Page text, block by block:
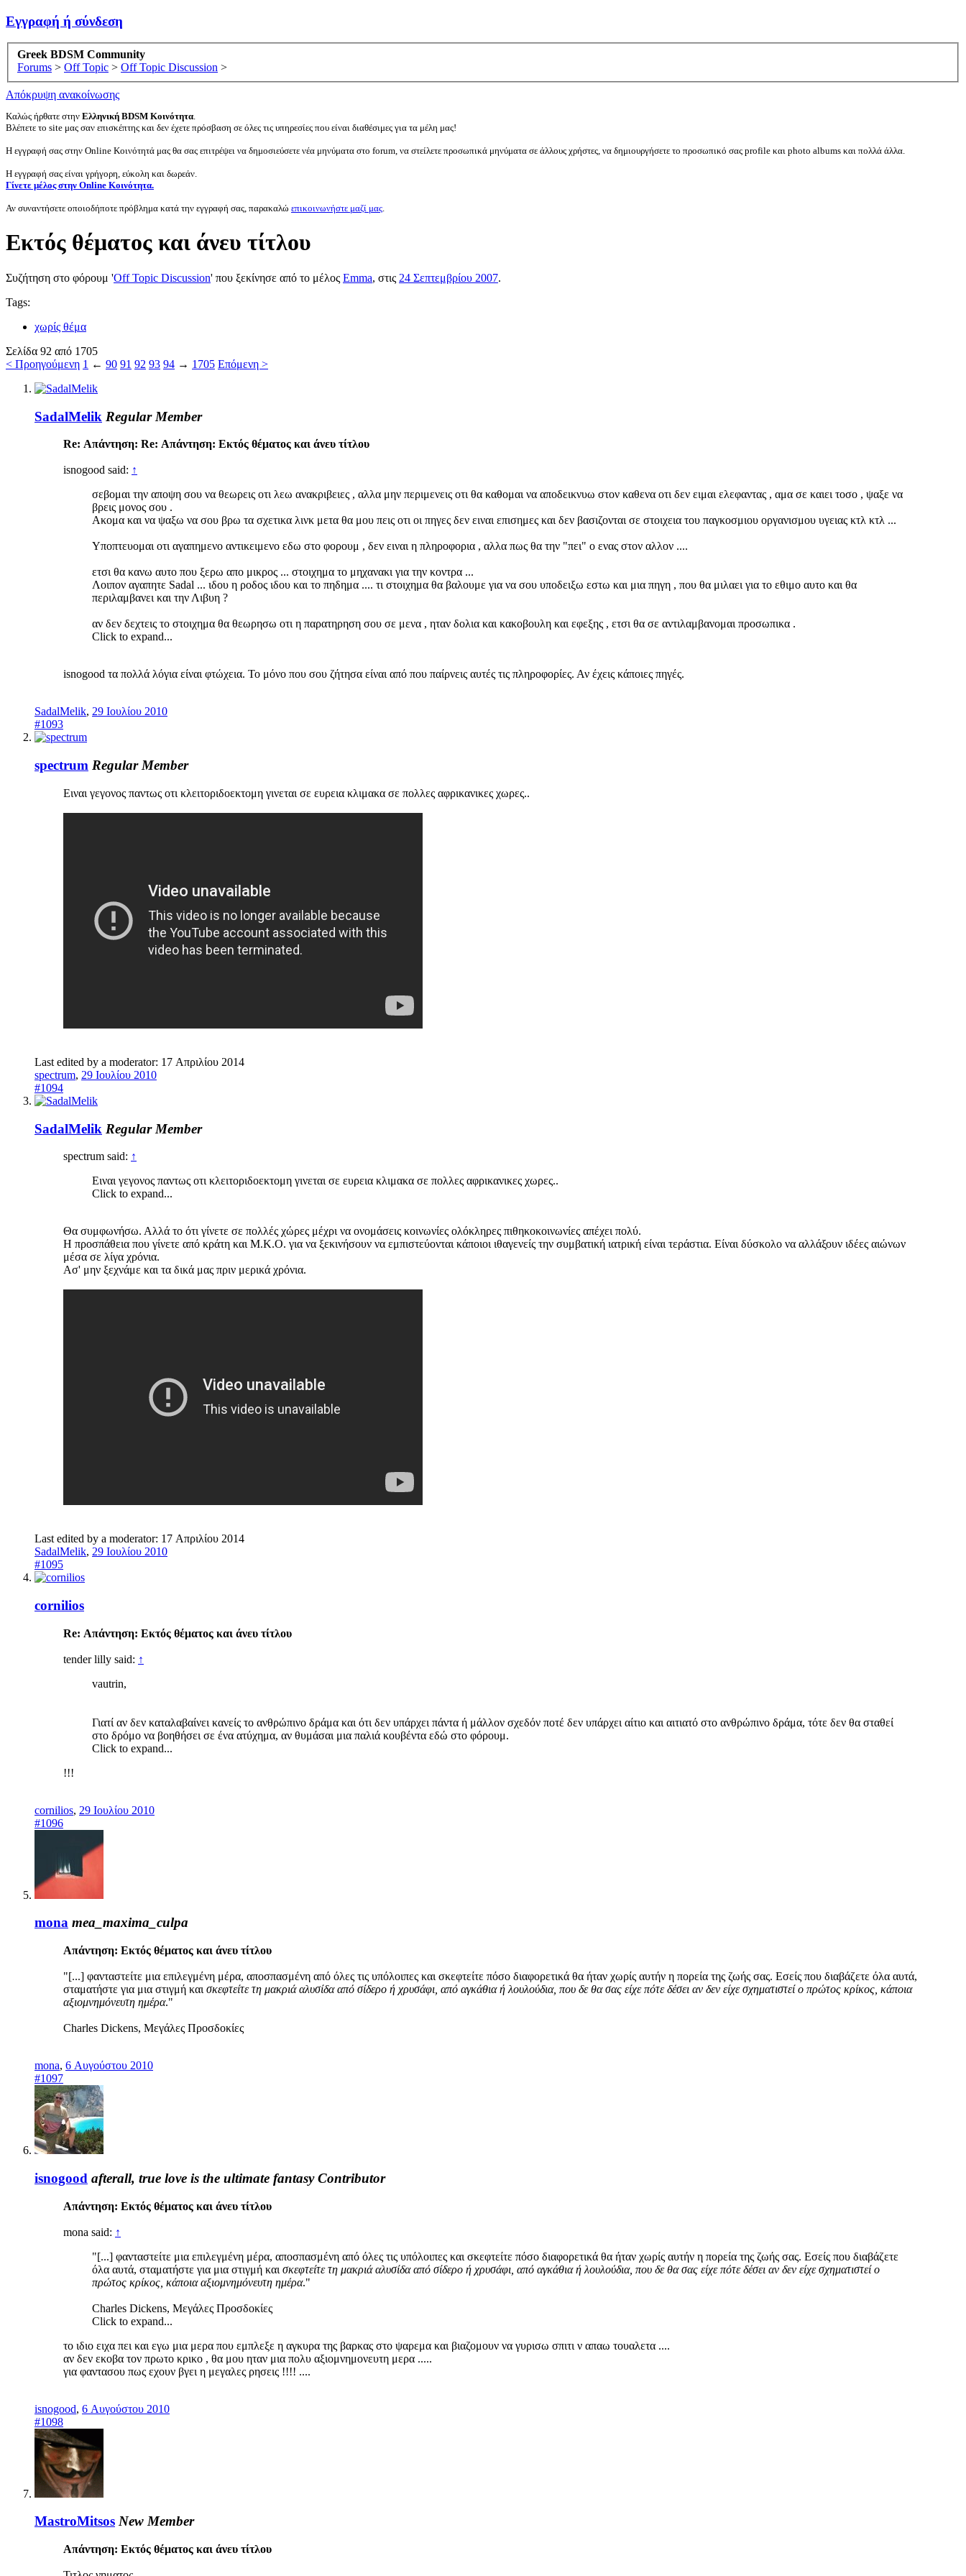
Εγγραφή ή σύνδεση
Greek BDSM Community
Forums > Off Topic > Off Topic Discussion >
Απόκρυψη ανακοίνωσης
Καλώς ήρθατε στην Ελληνική BDSM Κοινότητα.
Βλέπετε το site μας σαν επισκέπτης και δεν έχετε πρόσβαση σε όλες τις υπηρεσίες που είναι διαθέσιμες για τα μέλη μας!
Η εγγραφή σας στην Online Κοινότητά μας θα σας επιτρέψει να δημοσιεύσετε νέα μηνύματα στο forum, να στείλετε προσωπικά μηνύματα σε άλλους χρήστες, να δημιουργήσετε το προσωπικό σας profile και photo albums και πολλά άλλα.
Η εγγραφή σας είναι γρήγορη, εύκολη και δωρεάν.
Γίνετε μέλος στην Online Κοινότητα.
Αν συναντήσετε οποιοδήποτε πρόβλημα κατά την εγγραφή σας, παρακαλώ επικοινωνήστε μαζί μας.
Eκτός θέματος και άνευ τίτλου
Συζήτηση στο φόρουμ 'Off Topic Discussion' που ξεκίνησε από το μέλος Emma, στις 24 Σεπτεμβρίου 2007.
Tags:
χωρίς θέμα
Σελίδα 92 από 1705
< Προηγούμενη 1 ← 90 91 92 93 94 → 1705 Επόμενη >
SadalMelik Regular Member
Re: Απάντηση: Re: Απάντηση: Eκτός θέματος και άνευ τίτλου
isnogood said: ↑
σεβομαι την αποψη σου να θεωρεις οτι λεω ανακριβειες , αλλα μην περιμενεις οτι θα καθομαι να αποδεικνυω στον καθενα οτι δεν ειμαι ελεφαντας , αμα σε καιει τοσο , ψαξε να
βρεις μονος σου .
Ακομα και να ψαξω να σου βρω τα σχετικα λινκ μετα θα μου πεις οτι οι πηγες δεν ειναι επισημες και δεν βασιζονται σε στοιχεια του παγκοσμιου οργανισμου υγειας κτλ κτλ ...
Υποπτευομαι οτι αγαπημενο αντικειμενο εδω στο φορουμ , δεν ειναι η πληροφορια , αλλα πως θα την "πει" ο ενας στον αλλον ....
ετσι θα κανω αυτο που ξερω απο μικρος ... στοιχημα το μηχανακι για την κοντρα ...
Λοιπον αγαπητε Sadal ... ιδου η ροδος ιδου και το πηδημα .... τι στοιχημα θα βαλουμε για να σου υποδειξω εστω και μια πηγη , που θα μιλαει για το εθιμο αυτο και θα
περιλαμβανει και την Λιβυη ?
αν δεν δεχτεις το στοιχημα θα θεωρησω οτι η παρατηρηση σου σε μενα , ηταν δολια και κακοβουλη και εφεξης , ετσι θα σε αντιλαμβανομαι προσωπικα .
Click to expand...
isnogood τα πολλά λόγια είναι φτώχεια. Το μόνο που σου ζήτησα είναι από που παίρνεις αυτές τις πληροφορίες. Αν έχεις κάποιες πηγές.
SadalMelik, 29 Ιουλίου 2010
#1093
spectrum Regular Member
Ειναι γεγονος παντως οτι κλειτοριδοεκτομη γινεται σε ευρεια κλιμακα σε πολλες αφρικανικες χωρες..
Last edited by a moderator: 17 Απριλίου 2014
spectrum, 29 Ιουλίου 2010
#1094
SadalMelik Regular Member
spectrum said: ↑
Ειναι γεγονος παντως οτι κλειτοριδοεκτομη γινεται σε ευρεια κλιμακα σε πολλες αφρικανικες χωρες..
Click to expand...
Θα συμφωνήσω. Αλλά το ότι γίνετε σε πολλές χώρες μέχρι να ονομάσεις κοινωνίες ολόκληρες πιθηκοκοινωνίες απέχει πολύ.
Η προσπάθεια που γίνετε από κράτη και Μ.Κ.Ο. για να ξεκινήσουν να εμπιστεύονται κάποιοι ιθαγενείς την συμβατική ιατρική είναι τεράστια. Είναι δύσκολο να αλλάξουν ιδέες αιώνων
μέσα σε λίγα χρόνια.
Ασ' μην ξεχνάμε και τα δικά μας πριν μερικά χρόνια.
Last edited by a moderator: 17 Απριλίου 2014
SadalMelik, 29 Ιουλίου 2010
#1095
cornilios
Re: Απάντηση: Eκτός θέματος και άνευ τίτλου
tender lilly said: ↑
vautrin,
Γιατί αν δεν καταλαβαίνει κανείς το ανθρώπινο δράμα και ότι δεν υπάρχει πάντα ή μάλλον σχεδόν ποτέ δεν υπάρχει αίτιο και αιτιατό στο ανθρώπινο δράμα, τότε δεν θα σταθεί
στο δρόμο να βοηθήσει σε ένα ατύχημα, αν θυμάσαι μια παλιά κουβέντα εδώ στο φόρουμ.
Click to expand...
!!!
cornilios, 29 Ιουλίου 2010
#1096
mona mea_maxima_culpa
Απάντηση: Eκτός θέματος και άνευ τίτλου
"[...] φανταστείτε μια επιλεγμένη μέρα, αποσπασμένη από όλες τις υπόλοιπες και σκεφτείτε πόσο διαφορετικά θα ήταν χωρίς αυτήν η πορεία της ζωής σας. Εσείς που διαβάζετε όλα αυτά,
σταματήστε για μια στιγμή και σκεφτείτε τη μακριά αλυσίδα από σίδερο ή χρυσάφι, από αγκάθια ή λουλούδια, που δε θα σας είχε πότε δέσει αν δεν είχε σχηματιστεί ο πρώτος κρίκος, κάποια
αξιομνημόνευτη ημέρα."
Charles Dickens, Μεγάλες Προσδοκίες
mona, 6 Αυγούστου 2010
#1097
isnogood afterall, true love is the ultimate fantasy Contributor
Απάντηση: Eκτός θέματος και άνευ τίτλου
mona said: ↑
"[...] φανταστείτε μια επιλεγμένη μέρα, αποσπασμένη από όλες τις υπόλοιπες και σκεφτείτε πόσο διαφορετικά θα ήταν χωρίς αυτήν η πορεία της ζωής σας. Εσείς που διαβάζετε
όλα αυτά, σταματήστε για μια στιγμή και σκεφτείτε τη μακριά αλυσίδα από σίδερο ή χρυσάφι, από αγκάθια ή λουλούδια, που δε θα σας είχε πότε δέσει αν δεν είχε σχηματιστεί ο
πρώτος κρίκος, κάποια αξιομνημόνευτη ημέρα."
Charles Dickens, Μεγάλες Προσδοκίες
Click to expand...
το ιδιο ειχα πει και εγω μια μερα που εμπλεξε η αγκυρα της βαρκας στο ψαρεμα και βιαζομουν να γυρισω σπιτι ν απαω τουαλετα ....
αν δεν εκοβα τον πρωτο κρικο , θα μου ηταν μια πολυ αξιομνημονευτη μερα .....
για φαντασου πως εχουν βγει η μεγαλες ρησεις !!!! ....
isnogood, 6 Αυγούστου 2010
#1098
MastroMitsos New Member
Απάντηση: Eκτός θέματος και άνευ τίτλου